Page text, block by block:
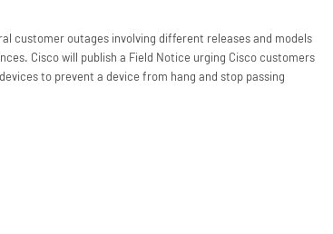
customer outages involving different releases and models
Cisco will publish a Field Notice urging Cisco customers
to prevent a device from hang and stop passing